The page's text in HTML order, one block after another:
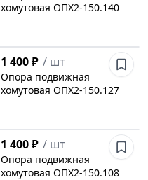
хомутовая ОПХ2-150.140
1 400 ₽ / шт
Опора подвижная
хомутовая ОПХ2-150.127
1 400 ₽ / шт
Опора подвижная
хомутовая ОПХ2-150.108